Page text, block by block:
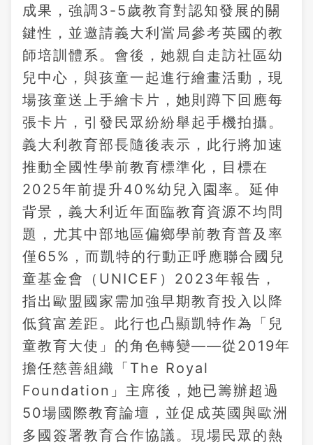
成果，強調3-5歲教育對認知發展的關
鍵性，並邀請義大利當局參考英國的教
師培訓體系。會後，她親自走訪社區幼
兒中心，與孩童一起進行繪畫活動，現
場孩童送上手繪卡片，她則蹲下回應每
張卡片，引發民眾紛紛舉起手機拍攝。
義大利教育部長隨後表示，此行將加速
推動全國性學前教育標準化，目標在
2025年前提升40%幼兒入園率。延伸
背景，義大利近年面臨教育資源不均問
題，尤其中部地區偏鄉學前教育普及率
僅65%，而凱特的行動正呼應聯合國兒
童基金會（UNICEF）2023年報告，
指出歐盟國家需加強早期教育投入以降
低貧富差距。此行也凸顯凱特作為「兒
童教育大使」的角色轉變——從2019年
擔任慈善組織「The Royal
Foundation」主席後，她已籌辦超過
50場國際教育論壇，並促成英國與歐洲
多國簽署教育合作協議。現場民眾的熱